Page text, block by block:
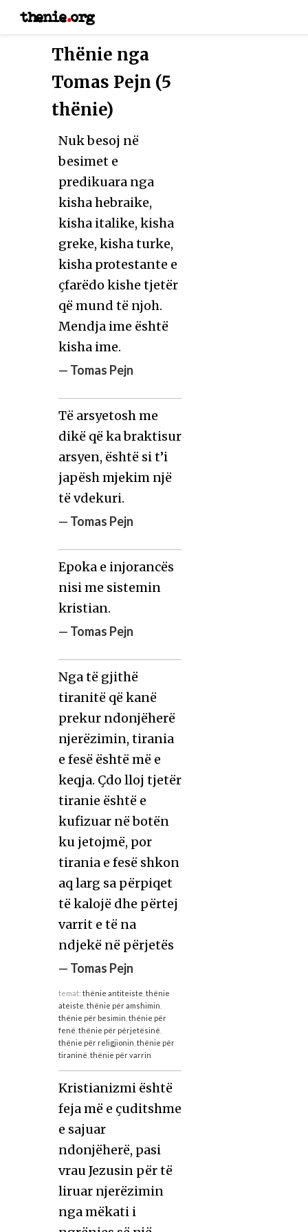
thenie.org
Thënie nga
Tomas Pejn (5
thënie)
Nuk besoj në
besimet e
predikuara nga
kisha hebraike,
kisha italike, kisha
greke, kisha turke,
kisha protestante e
çfarëdo kishe tjetër
që mund të njoh.
Mendja ime është
kisha ime.
— Tomas Pejn
Të arsyetosh me
dikë që ka braktisur
arsyen, është si t’i
japësh mjekim një
të vdekuri.
— Tomas Pejn
Epoka e injorancës
nisi me sistemin
kristian.
— Tomas Pejn
Nga të gjithë
tiranitë që kanë
prekur ndonjëherë
njerëzimin, tirania
e fesë është më e
keqja. Çdo lloj tjetër
tiranie është e
kufizuar në botën
ku jetojmë, por
tirania e fesë shkon
aq larg sa përpiqet
të kalojë dhe përtej
varrit e të na
ndjekë në përjetës
— Tomas Pejn
temat: thënie antiteiste thënie
ateiste thënie për amshimin
thënie për besimin thënie për
fenë thënie për përjetësinë
thënie për religjionin thënie për
tiraninë thënie për varrin
Kristianizmi është
feja më e çuditshme
e sajuar
ndonjëherë, pasi
vrau Jezusin për të
liruar njerëzimin
nga mëkati i